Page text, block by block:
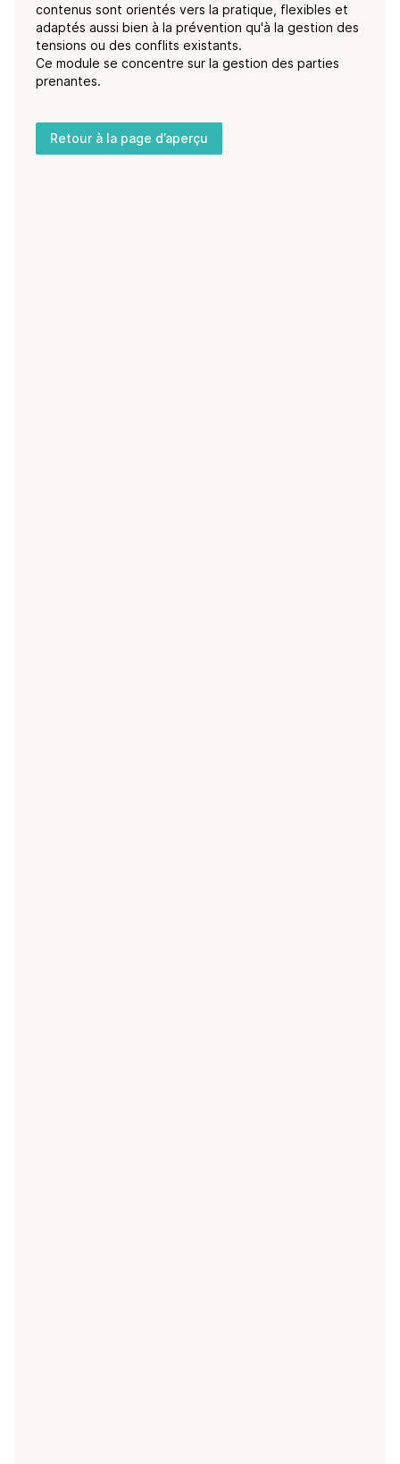
contenus sont orientés vers la pratique, flexibles et
adaptés aussi bien à la prévention qu'à la gestion des
tensions ou des conflits existants.
Ce module se concentre sur la gestion des parties
prenantes.
Retour à la page d’aperçu